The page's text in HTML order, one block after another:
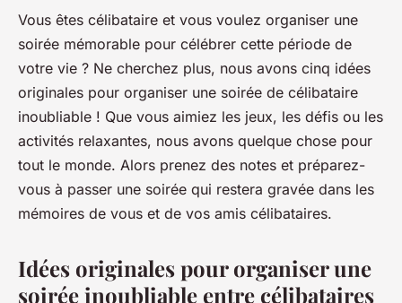
Vous êtes célibataire et vous voulez organiser une
soirée mémorable pour célébrer cette période de
votre vie ? Ne cherchez plus, nous avons cinq idées
originales pour organiser une soirée de célibataire
inoubliable ! Que vous aimiez les jeux, les défis ou les
activités relaxantes, nous avons quelque chose pour
tout le monde. Alors prenez des notes et préparez-
vous à passer une soirée qui restera gravée dans les
mémoires de vous et de vos amis célibataires.
Idées originales pour organiser une
soirée inoubliable entre célibataires